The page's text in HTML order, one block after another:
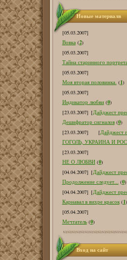
Новые материалв
[05.03.2007]
Вовка (2)
[05.03.2007]
Тайна старинного
[05.03.2007]
Моя вторая половинка. (1)
[05.03.2007]
Индикатор любви (0)
[23.03.2007] [Дайджест
Дешифратор сигналов (0)
[23.03.2007]
[Дайджест
ГОГОЛЬ, УКРАИНА И
[23.03.2007]
НЕ О ЛЮБВИ (0)
[04.04.2007] [Дайджест
Продолжение следует... (0)
[04.04.2007] [Дайджест
Карнавал в вихре красок (1)
[05.04.2007]
Мечтатель (0)
Вход на сайт